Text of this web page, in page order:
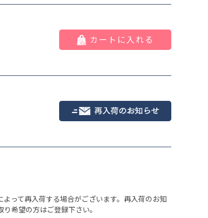
カートに入れる
って再入荷する場合がございます。再入荷のお知
希望の方はご登録下さい。